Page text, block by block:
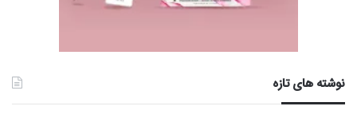
نوشته های تازه